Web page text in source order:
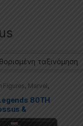
Figures, Marvel,
80TH
&
2PK (2021)